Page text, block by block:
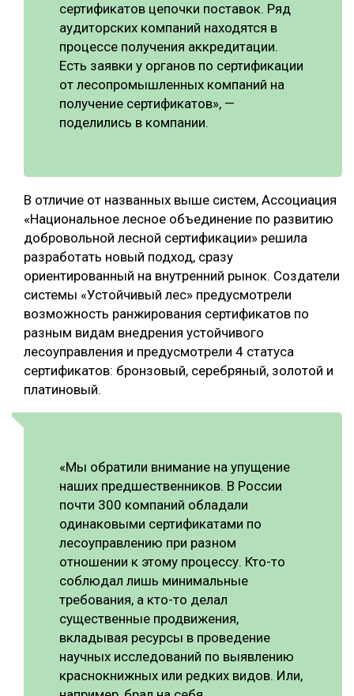
сертификатов цепочки поставок. Ряд
аудиторских компаний находятся в
процессе получения аккредитации.
Есть заявки у органов по сертификации
от лесопромышленных компаний на
получение сертификатов», —
поделились в компании.
В отличие от названных выше систем, Ассоциация
«Национальное лесное объединение по развитию
добровольной лесной сертификации» решила
разработать новый подход, сразу
ориентированный на внутренний рынок. Создатели
системы «Устойчивый лес» предусмотрели
возможность ранжирования сертификатов по
разным видам внедрения устойчивого
лесоуправления и предусмотрели 4 статуса
сертификатов: бронзовый, серебряный, золотой и
платиновый.
«Мы обратили внимание на упущение
наших предшественников. В России
почти 300 компаний обладали
одинаковыми сертификатами по
лесоуправлению при разном
отношении к этому процессу. Кто-то
соблюдал лишь минимальные
требования, а кто-то делал
существенные продвижения,
вкладывая ресурсы в проведение
научных исследований по выявлению
краснокнижных или редких видов. Или,